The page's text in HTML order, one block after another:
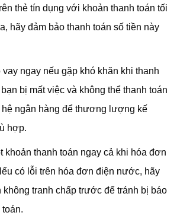
thẻ tín dụng với khoản thanh toán tối
hãy đảm bảo thanh toán số tiền này
vay ngay nếu gặp khó khăn khi thanh
bị mất việc và không thể thanh toán
hệ ngân hàng để thương lượng kế
hợp.
khoản thanh toán ngay cả khi hóa đơn
có lỗi trên hóa đơn điện nước, hãy
không tranh chấp trước để tránh bị báo